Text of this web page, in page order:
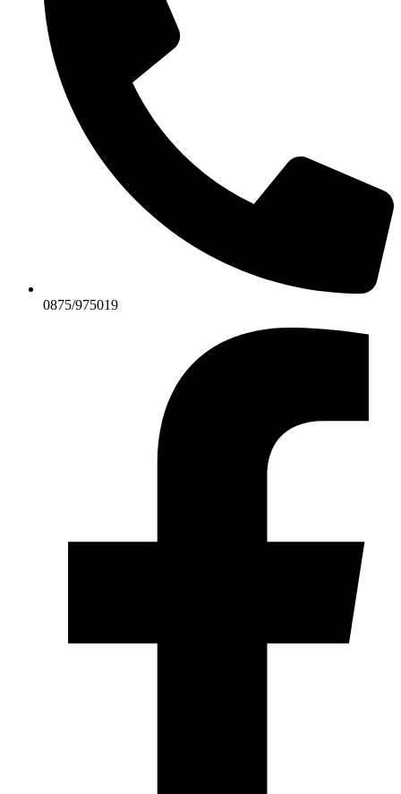
0875/975019